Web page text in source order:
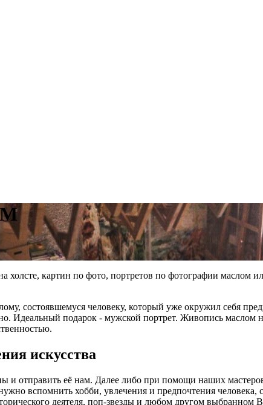
картин по фото, портретов по фотографии маслом
состоявшемуся человеку, который уже окружил себя
Идеальный подарок - мужской портрет. Живопись
искусства
и отправить её нам. Далее либо при помощи наших
вспомнить хобби, увлечения и предпочтения
деятеля, поп-звезды и любом другом выбранном